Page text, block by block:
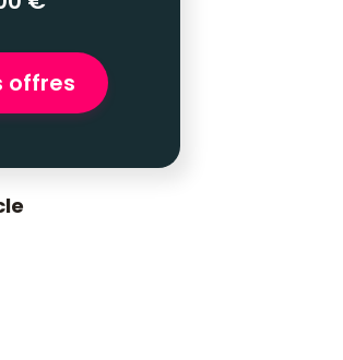
offres